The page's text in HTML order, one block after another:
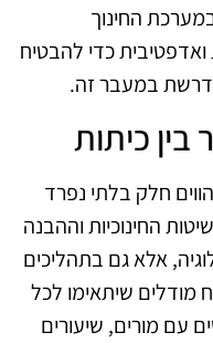
החינוך
כדי להבטיח
במעבר זה.
כיתות
חלק בלתי נפרד
החינוכיות וההבנה
אלא גם בתהליכים
מודלים שיתאימו לכל
עם מורים, שיעורים